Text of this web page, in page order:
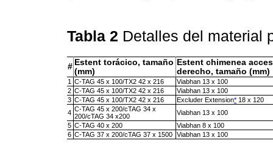
Tabla 2 Detalles del material
# Estent torácico, tamaño
(mm)
Estent chimenea
derecho, tamaño (mm)
1 C-TAG 45 x 100/TX2 42 x 216
Viabhan 13 x 100
2 C-TAG 45 x 100/TX2 42 x 216
Viabhan 13 x 100
3 C-TAG 45 x 100/TX2 42 x 216 Excluder Extension* 18 x 120
4 C-TAG 45 x 200/cTAG 34 x
200/cTAG 34 x200
Viabhan 13 x 100
5 C-TAG 40 x 200
Viabhan 8 x 100
6 C-TAG 37 x 200/cTAG 37 x 1500 Viabhan 13 x 100